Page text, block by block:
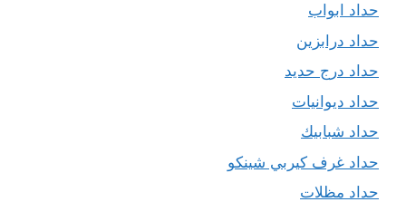
حداد ابواب
حداد درابزين
حداد درج حديد
حداد ديوانيات
حداد شبابيك
حداد غرف كيربي شينكو
حداد مظلات